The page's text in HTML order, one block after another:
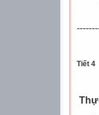
Tiết 4